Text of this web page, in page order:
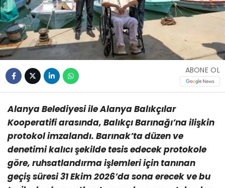
İSKELE’DE YENİ DÖNEM
BAŞLIYOR
Giriş: 06-08-2026 00:12
Güncelleme: 06-08-2026 00:12
Kaynak: HABER MERKEZI
Alanya Ekonomi Gündem Yaşam